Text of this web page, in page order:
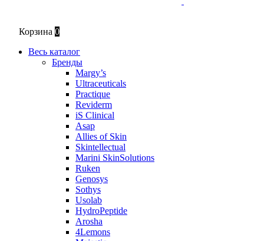
Корзина 0
Весь каталог
Бренды
Margy’s
Ultraceuticals
Practique
Reviderm
iS Clinical
Asap
Allies of Skin
Skintellectual
Marini SkinSolutions
Ruken
Genosys
Sothys
Usolab
HydroPeptide
Arosha
4Lemons